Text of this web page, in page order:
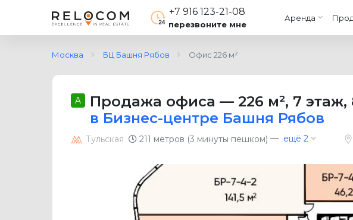
+7 916 123-21-08
перезвоните мне
Аренда
Москва БЦ Башня Рябов Офис 226 м²
A Продажа офиса — 226 м², 7 этаж,
в Бизнес-центре Башня Рябов
Тульская 211 метров (3 минуты пешком) — ещё 2